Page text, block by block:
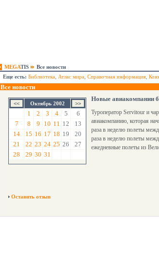
MEGATIS
Все новости
Еще есть: Библиотека Атлас мира Справочная информация
Все новости
Октябрь 2002
1 2 3 4 5
6
7
8 9 10 11 12
13
14
15 16 17 18 19
20
21
22 23 24 25 26
27
28
29 30 31
Новые авиакомпании
Туроператор Servitour и
авиакомпанию, которая
раза в неделю полеты
раза в неделю полеты
ежедневные полеты из
Оставить отзыв